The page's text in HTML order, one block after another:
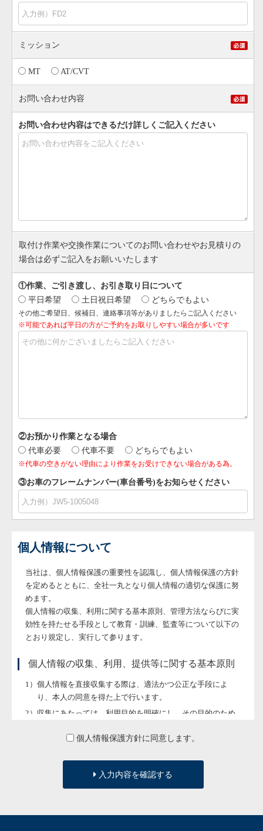
ミッション
MT AT/CVT
お問い合わせ内容
お問い合わせ内容はできるだけ詳しくご記入ください
取付け作業や交換作業についてのお問い合わせやお見積りの
場合は必ずご記入をお願いいたします
①作業、ご引き渡し、お引き取り日について
平日希望
土日祝日希望 どちらでもよい
その他ご希望日、候補日、連絡事項等がありましたらご記入ください
※可能であれば平日の方がご予約をお取りしやすい場合が多いです
②お預かり作業となる場合
代車必要
代車不要 どちらでもよい
※代車の空きがない理由により作業をお受けできない場合がある為。
③お車のフレームナンバー(車台番号)をお知らせください
個人情報について
当社は、個人情報保護の重要性を認識し、個人情報保護の方針
を定めるとともに、全社一丸となり個人情報の適切な保護に努
めます。
個人情報の収集、利用に関する基本原則、管理方法ならびに実
効性を持たせる手段として教育・訓練、監査等について以下の
とおり規定し、実行して参ります。
個人情報の収集、利用、提供等に関する基本原則
個人情報を直接収集する際は、適法かつ公正な手段によ
り、本人の同意を得た上で行います。
収集にあたっては、利用目的を明確にし、その目的のため
個人の利益を侵害する可能性が高い機微な情報は、本人の
個人情報保護方針に同意します。
入力内容を確認する